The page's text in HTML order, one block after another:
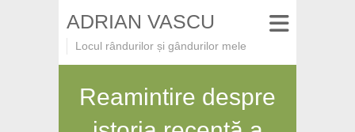
ADRIAN VASCU
Locul rândurilor și gândurilor mele
Reamintire despre